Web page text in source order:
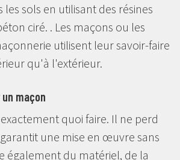
sols en utilisant des résines
ciré. . Les maçons ou les
utilisent leur savoir-faire
qu'à l'extérieur.
maçon
quoi faire. Il ne perd
une mise en œuvre sans
également du matériel, de la